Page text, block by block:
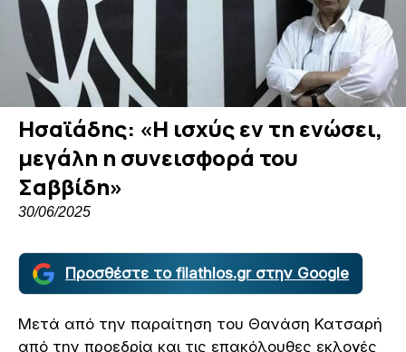
Ησαϊάδης: «Η ισχύς εν τη ενώσει,
μεγάλη η συνεισφορά του
Σαββίδη»
30/06/2025
Προσθέστε το filathlos.gr στην Google
Μετά από την παραίτηση του Θανάση Κατσαρή
από την προεδρία και τις επακόλουθες εκλογές